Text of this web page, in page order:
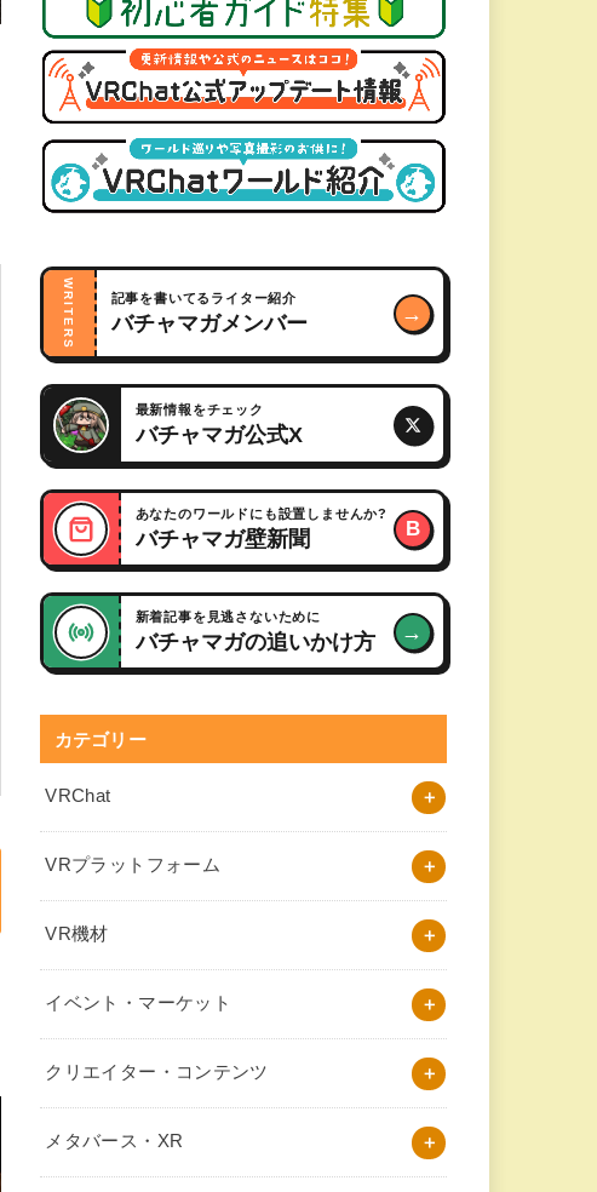
WRITERS 記事を書いてるライター紹介
バチャマガメンバー →
最新情報をチェック
バチャマガ公式X
あなたのワールドにも設置しませんか?
バチャマガ壁新聞 B
新着記事を見逃さないために
バチャマガの追いかけ方 →
カテゴリー
VRChat
VRプラットフォーム
VR機材
イベント・マーケット
クリエイター・コンテンツ
メタバース・XR